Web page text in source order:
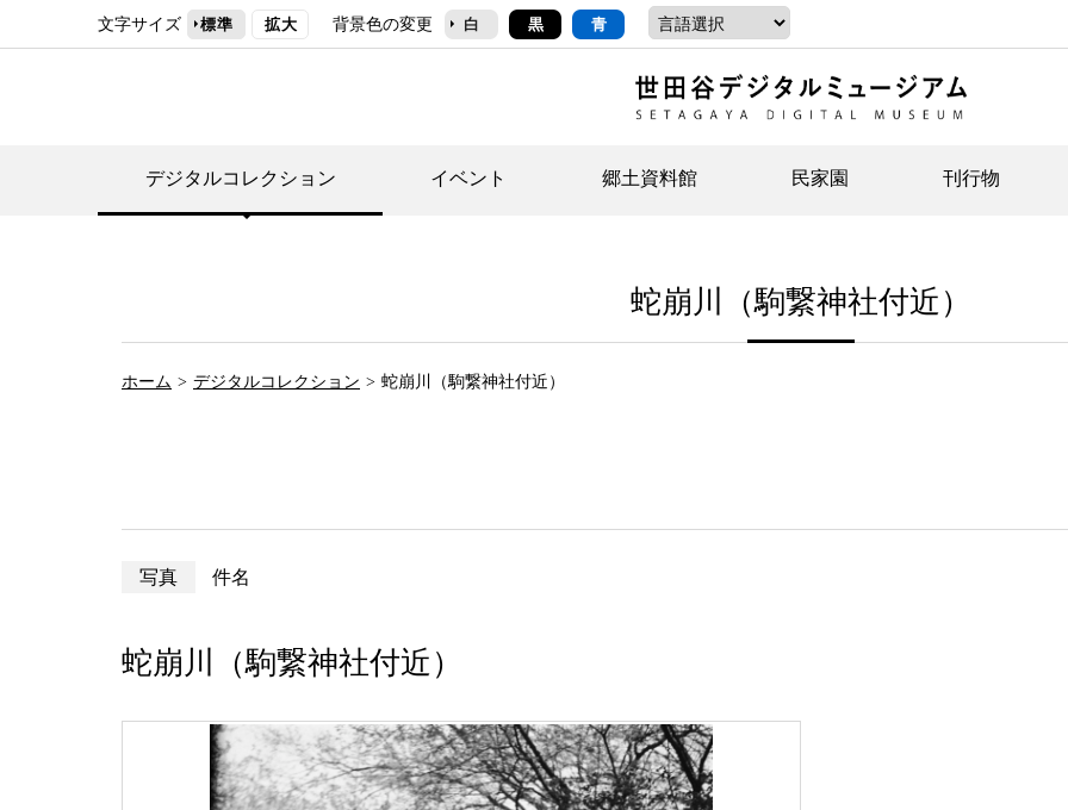
文字サイズ 標準 拡大 背景色の変更 白 黒 青
デジタルコレクション イベント 郷土資料館
イベント
常設展案内
民家園
事業案内(テーマ展示・ボランティアなど) イベント
団体利用について（社会科見学など）
刊行物
ジュニア講座
蛇崩川（駒繋神社付近）
ホーム デジタルコレクション 蛇崩川（駒繋神社付近）
写真 件名
蛇崩川（駒繋神社付近）